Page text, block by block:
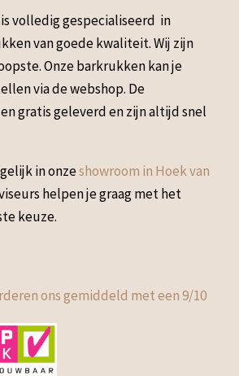
volledig gespecialiseerd in
van goede kwaliteit. Wij zijn
Onze barkrukken kan je
via de webshop. De
gratis geleverd en zijn altijd snel
in onzeshowroom in Hoek van
helpen je graag met het
keuze.
ons gemiddeld met een9/10